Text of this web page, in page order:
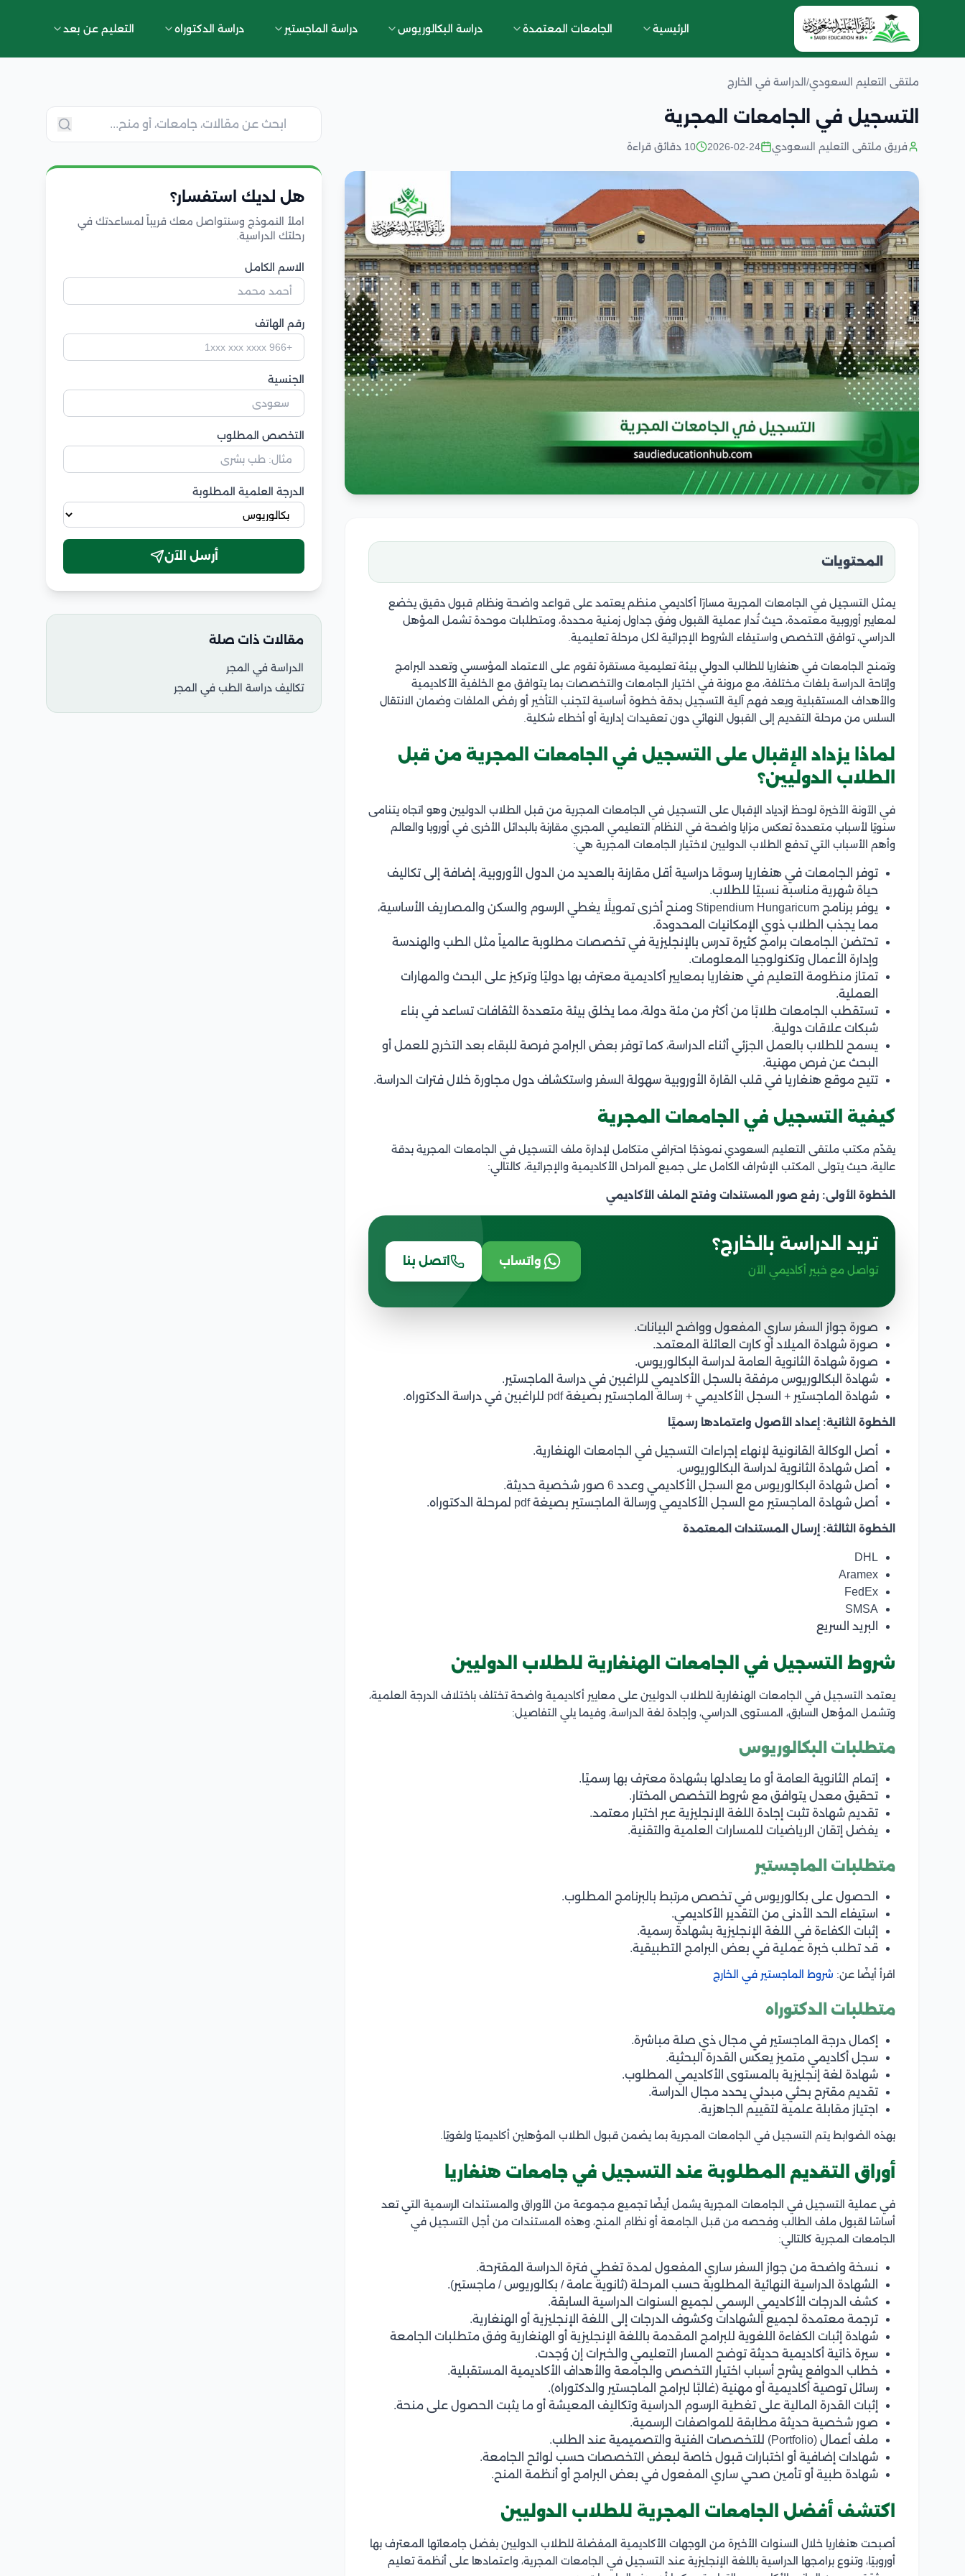
الرئيسية الجامعات المعتمدة دراسة البكالوريوس دراسة الماجستير دراسة الدكتوراه التعليم عن بعد
ملتقى التعليم السعودي/ الدراسة في الخارج
التسجيل في الجامعات المجرية
فريق ملتقى التعليم السعودي 2026-02-24 10 دقائق قراءة
المحتويات
يمثل التسجيل في الجامعات المجرية مسارًا أكاديمي منظم يعتمد على قواعد واضحة ونظام قبول دقيق يخضع
لمعايير أوروبية معتمدة، حيث تُدار عملية القبول وفق جداول زمنية محددة، ومتطلبات موحدة تشمل المؤهل
الدراسي، توافق التخصص واستيفاء الشروط الإجرائية لكل مرحلة تعليمية.
وتمنح الجامعات في هنغاريا للطالب الدولي بيئة تعليمية مستقرة تقوم على الاعتماد المؤسسي وتعدد البرامج
وإتاحة الدراسة بلغات مختلفة، مع مرونة في اختيار الجامعات والتخصصات بما يتوافق مع الخلفية الأكاديمية
والأهداف المستقبلية ويعد فهم آلية التسجيل بدقة خطوة أساسية لتجنب التأخير أو رفض الملفات وضمان الانتقال
السلس من مرحلة التقديم إلى القبول النهائي دون تعقيدات إدارية أو أخطاء شكلية.
لماذا يزداد الإقبال على التسجيل في الجامعات المجرية من قبل
الطلاب الدوليين؟
في الآونة الأخيرة لوحظ ازدياد الإقبال على التسجيل في الجامعات المجرية من قبل الطلاب الدوليين وهو اتجاه يتنامى
سنويًا لأسباب متعددة تعكس مزايا واضحة في النظام التعليمي المجري مقارنة بالبدائل الأخرى في أوروبا والعالم
وأهم الأسباب التي تدفع الطلاب الدوليين لاختيار الجامعات المجرية هي:
توفر الجامعات في هنغاريا رسومًا دراسية أقل مقارنة بالعديد من الدول الأوروبية، إضافة إلى تكاليف
حياة شهرية مناسبة نسبيًا للطلاب.
يوفر برنامج Stipendium Hungaricum ومنح أخرى تمويلًا يغطي الرسوم والسكن والمصاريف الأساسية،
مما يجذب الطلاب ذوي الإمكانيات المحدودة.
تحتضن الجامعات برامج كثيرة تدرس بالإنجليزية في تخصصات مطلوبة عالمياً مثل الطب والهندسة
وإدارة الأعمال وتكنولوجيا المعلومات.
تمتاز منظومة التعليم في هنغاريا بمعايير أكاديمية معترف بها دوليًا وتركيز على البحث والمهارات
العملية.
تستقطب الجامعات طلابًا من أكثر من مئة دولة، مما يخلق بيئة متعددة الثقافات تساعد في بناء
شبكات علاقات دولية.
يسمح للطلاب بالعمل الجزئي أثناء الدراسة، كما توفر بعض البرامج فرصة للبقاء بعد التخرج للعمل أو
البحث عن فرص مهنية.
تتيح موقع هنغاريا في قلب القارة الأوروبية سهولة السفر واستكشاف دول مجاورة خلال فترات الدراسة.
كيفية التسجيل في الجامعات المجرية
يقدّم مكتب ملتقى التعليم السعودي نموذجًا احترافي متكامل لإدارة ملف التسجيل في الجامعات المجرية بدقة
عالية، حيث يتولى المكتب الإشراف الكامل على جميع المراحل الأكاديمية والإجرائية، كالتالي:
الخطوة الأولى: رفع صور المستندات وفتح الملف الأكاديمي
تريد الدراسة بالخارج؟
تواصل مع خبير أكاديمي الآن
واتساب اتصل بنا
صورة جواز السفر ساري المفعول وواضح البيانات.
صورة شهادة الميلاد أو كارت العائلة المعتمد.
صورة شهادة الثانوية العامة لدراسة البكالوريوس.
شهادة البكالوريوس مرفقة بالسجل الأكاديمي للراغبين في دراسة الماجستير.
شهادة الماجستير + السجل الأكاديمي + رسالة الماجستير بصيغة pdf للراغبين في دراسة الدكتوراه.
الخطوة الثانية: إعداد الأصول واعتمادها رسميًا
أصل الوكالة القانونية لإنهاء إجراءات التسجيل في الجامعات الهنغارية.
أصل شهادة الثانوية لدراسة البكالوريوس.
أصل شهادة البكالوريوس مع السجل الأكاديمي وعدد 6 صور شخصية حديثة.
أصل شهادة الماجستير مع السجل الأكاديمي ورسالة الماجستير بصيغة pdf لمرحلة الدكتوراه.
الخطوة الثالثة: إرسال المستندات المعتمدة
DHL
Aramex
FedEx
SMSA
البريد السريع
شروط التسجيل في الجامعات الهنغارية للطلاب الدوليين
يعتمد التسجيل في الجامعات الهنغارية للطلاب الدوليين على معايير أكاديمية واضحة تختلف باختلاف الدرجة العلمية،
وتشمل المؤهل السابق، المستوى الدراسي، وإجادة لغة الدراسة، وفيما يلي التفاصيل:
متطلبات البكالوريوس
إتمام الثانوية العامة أو ما يعادلها بشهادة معترف بها رسميًا.
تحقيق معدل يتوافق مع شروط التخصص المختار.
تقديم شهادة تثبت إجادة اللغة الإنجليزية عبر اختبار معتمد.
يفضل إتقان الرياضيات للمسارات العلمية والتقنية.
متطلبات الماجستير
الحصول على بكالوريوس في تخصص مرتبط بالبرنامج المطلوب.
استيفاء الحد الأدنى من التقدير الأكاديمي.
إثبات الكفاءة في اللغة الإنجليزية بشهادة رسمية.
قد تطلب خبرة عملية في بعض البرامج التطبيقية.
اقرأ أيضًا عن: شروط الماجستير في الخارج
متطلبات الدكتوراه
إكمال درجة الماجستير في مجال ذي صلة مباشرة.
سجل أكاديمي متميز يعكس القدرة البحثية.
شهادة لغة إنجليزية بالمستوى الأكاديمي المطلوب.
تقديم مقترح بحثي مبدئي يحدد مجال الدراسة.
اجتياز مقابلة علمية لتقييم الجاهزية.
بهذه الضوابط يتم التسجيل في الجامعات المجرية بما يضمن قبول الطلاب المؤهلين أكاديميًا ولغويًا.
أوراق التقديم المطلوبة عند التسجيل في جامعات هنغاريا
في عملية التسجيل في الجامعات المجرية يشمل أيضًا تجميع مجموعة من الأوراق والمستندات الرسمية التي تعد
أساسًا لقبول ملف الطالب وفحصه من قبل الجامعة أو نظام المنح، وهذه المستندات من أجل التسجيل في
الجامعات المجرية كالتالي:
نسخة واضحة من جواز السفر ساري المفعول لمدة تغطي فترة الدراسة المقترحة.
الشهادة الدراسية النهائية المطلوبة حسب المرحلة (ثانوية عامة / بكالوريوس / ماجستير).
كشف الدرجات الأكاديمي الرسمي لجميع السنوات الدراسية السابقة.
ترجمة معتمدة لجميع الشهادات وكشوف الدرجات إلى اللغة الإنجليزية أو الهنغارية.
شهادة إثبات الكفاءة اللغوية للبرامج المقدمة باللغة الإنجليزية أو الهنغارية وفق متطلبات الجامعة
سيرة ذاتية أكاديمية حديثة توضح المسار التعليمي والخبرات إن وُجدت.
خطاب الدوافع يشرح أسباب اختيار التخصص والجامعة والأهداف الأكاديمية المستقبلية.
رسائل توصية أكاديمية أو مهنية (غالبًا لبرامج الماجستير والدكتوراه).
إثبات القدرة المالية على تغطية الرسوم الدراسية وتكاليف المعيشة أو ما يثبت الحصول على منحة.
صور شخصية حديثة مطابقة للمواصفات الرسمية.
ملف أعمال (Portfolio) للتخصصات الفنية والتصميمية عند الطلب.
شهادات إضافية أو اختبارات قبول خاصة لبعض التخصصات حسب لوائح الجامعة.
شهادة طبية أو تأمين صحي ساري المفعول في بعض البرامج أو أنظمة المنح.
اكتشف أفضل الجامعات المجرية للطلاب الدوليين
أصبحت هنغاريا خلال السنوات الأخيرة من الوجهات الأكاديمية المفضلة للطلاب الدوليين بفضل جامعاتها المعترف بها
أوروبيًا، وتنوع برامجها الدراسية باللغة الإنجليزية عند التسجيل في الجامعات المجرية، واعتمادها على أنظمة تعليم
هل لديك استفسار؟
املأ النموذج وسنتواصل معك قريباً لمساعدتك في
رحلتك الدراسية.
الاسم الكامل
رقم الهاتف
الجنسية
التخصص المطلوب
الدرجة العلمية المطلوبة
أرسل الآن
مقالات ذات صلة
الدراسة في المجر
تكاليف دراسة الطب في المجر